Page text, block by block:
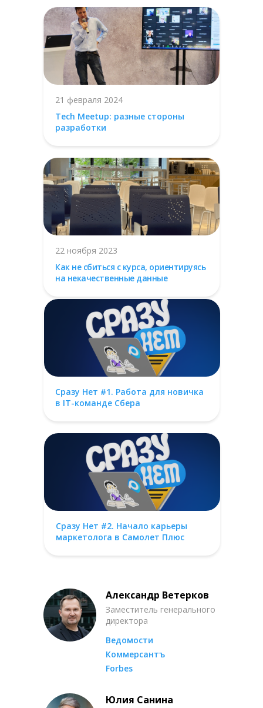
21 февраля 2024
Tech Meetup: разные стороны
разработки
22 ноября 2023
Как не сбиться с курса, ориентируясь
на некачественные данные
Сразу Нет #2. Начало карьеры
маркетолога в Самолет Плюс
Сразу Нет #1. Работа для новичка
в IT-команде Сбера
Александр Ветерков
Заместитель генерального
директора
Ведомости
Коммерсантъ
Forbes
Юлия Санина